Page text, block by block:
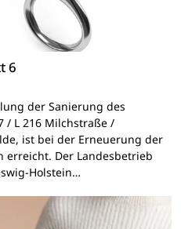
6
der Sanierung des
/ L 216 Milchstraße /
ist bei der Erneuerung der
Der Landesbetrieb
Holstein…